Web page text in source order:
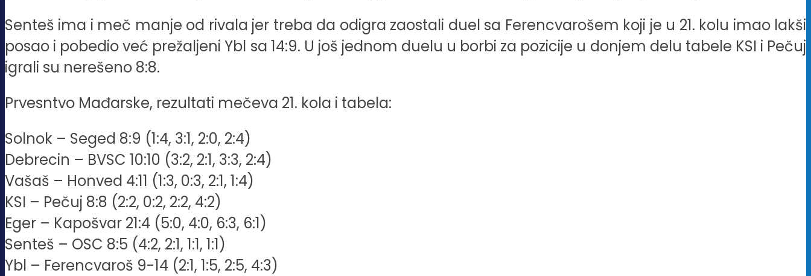
Senteš ima i meč manje od rivala jer treba da odigra zaostali duel sa Ferencvarošem koji je u 21. kolu imao lakši
posao i pobedio već prežaljeni Ybl sa 14:9. U još jednom duelu u borbi za pozicije u donjem delu tabele KSI i Pečuj
igrali su nerešeno 8:8.
Prvesntvo Mađarske, rezultati mečeva 21. kola i tabela:
Solnok – Seged 8:9 (1:4, 3:1, 2:0, 2:4)
Debrecin – BVSC 10:10 (3:2, 2:1, 3:3, 2:4)
Vašaš – Honved 4:11 (1:3, 0:3, 2:1, 1:4)
KSI – Pečuj 8:8 (2:2, 0:2, 2:2, 4:2)
Eger – Kapošvar 21:4 (5:0, 4:0, 6:3, 6:1)
Senteš – OSC 8:5 (4:2, 2:1, 1:1, 1:1)
Ybl – Ferencvaroš 9-14 (2:1, 1:5, 2:5, 4:3)